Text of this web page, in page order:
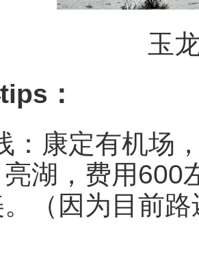
玉
：
：康定有机场
湖，费用600
（因为目前